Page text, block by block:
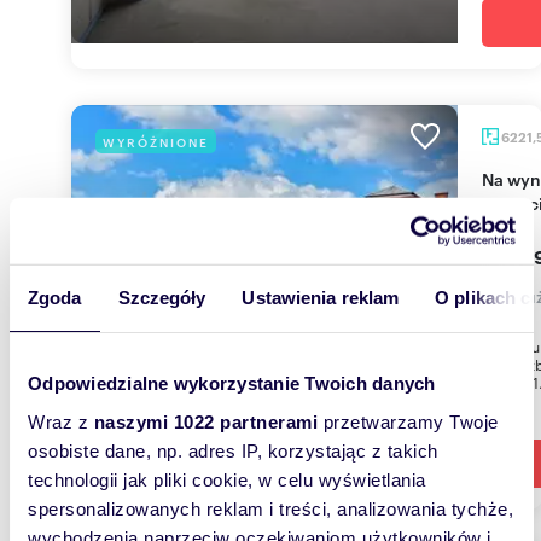
Zgoda Szczegóły Ustawienia reklam O plikach
Odpowiedzialne wykorzystanie Twoich danych
Wraz z naszymi 1022 partnerami przetwarzamy Twoje
osobiste dane, np. adres IP, korzystając z takich
technologii jak pliki cookie, w celu wyświetlania
spersonalizowanych reklam i treści, analizowania tychże,
WYRÓŻNIONE
Na wynajem przestronne biuro 6221 m² w
230
lokal
Adres:
m2
pow. 6